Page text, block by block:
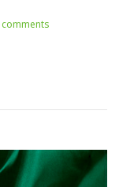
comments